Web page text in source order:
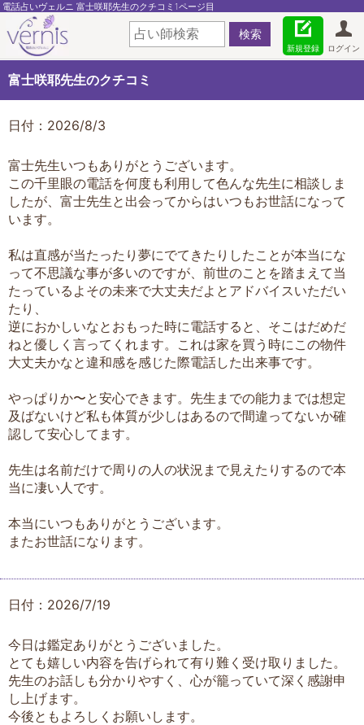
電話占いヴェルニ 富士咲耶先生のクチコミ1ページ目
ログイン
新規登録
富士咲耶先生のクチコミ
日付：2026/8/3
富士先生いつもありがとうございます。
この千里眼の電話を何度も利用して色んな先生に相談しま
したが、富士先生と出会ってからはいつもお世話になって
います。
私は直感が当たったり夢にでてきたりしたことが本当にな
って不思議な事が多いのですが、前世のことを踏まえて当
たっているよその未来で大丈夫だよとアドバイスいただい
たり、
逆におかしいなとおもった時に電話すると、そこはだめだ
ねと優しく言ってくれます。これは家を買う時にこの物件
大丈夫かなと違和感を感じた際電話した出来事です。
やっぱりか〜と安心できます。先生までの能力までは想定
及ばないけど私も体質が少しはあるので間違ってないか確
認して安心してます。
先生は名前だけで周りの人の状況まで見えたりするので本
当に凄い人です。
本当にいつもありがとうございます。
またお世話になります。
日付：2026/7/19
今日は鑑定ありがとうございました。
とても嬉しい内容を告げられて有り難く受け取りました。
先生のお話しも分かりやすく、心が籠っていて深く感謝申
し上げます。
今後ともよろしくお願いします。